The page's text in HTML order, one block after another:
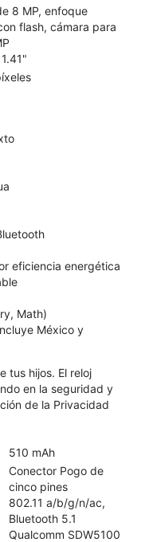
8 MP, enfoque
flash, cámara para
eficiencia energética
Math)
México y
tus hijos. El reloj
en la seguridad y
de la Privacidad
510 mAh
Conector Pogo de
cinco pines
802.11 a/b/g/n/ac,
Bluetooth 5.1
Qualcomm SDW5100